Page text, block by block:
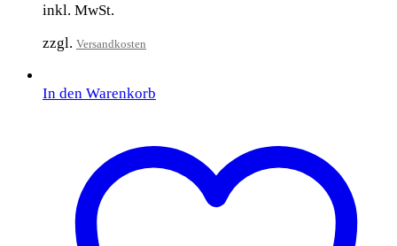
inkl. MwSt.
zzgl. Versandkosten
In den Warenkorb